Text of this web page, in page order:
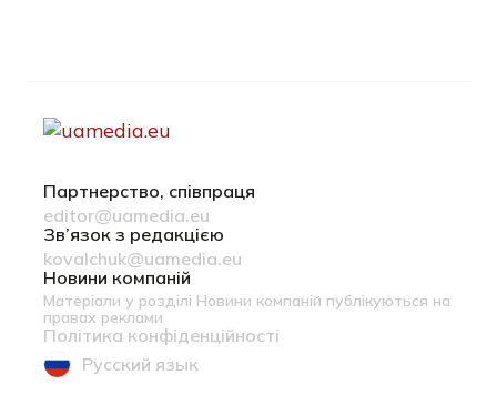
Партнерство, співпраця
editor@uamedia.eu
Зв’язок з редакцією
kovalchuk@uamedia.eu
Новини компаній
Матеріали у розділі Новини компаній публікуються на
правах реклами
Політика конфіденційності
Русский язык